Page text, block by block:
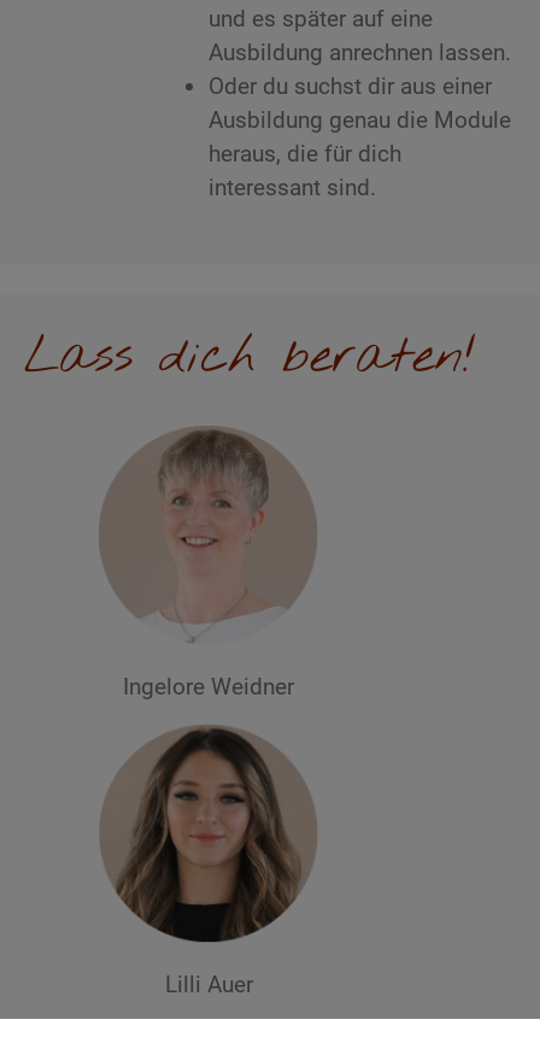
und es später auf eine
Ausbildung anrechnen lassen.
Oder du suchst dir aus einer
Ausbildung genau die Module
heraus, die für dich
interessant sind.
Lass dich beraten!
Ingelore Weidner
Lilli Auer